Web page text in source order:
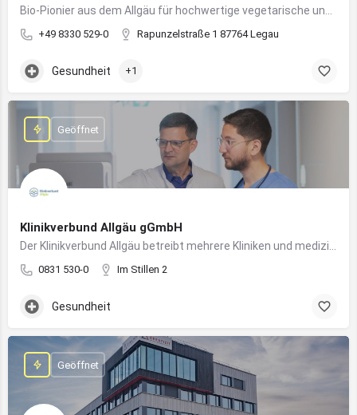
+49 8330 529-0 Rapunzelstraße 1 87764 Legau
Gesundheit +1
Klinikverbund Allgäu gGmbH
0831 530-0 Im Stillen 2
Geöffnet
Gesundheit
Geöffnet